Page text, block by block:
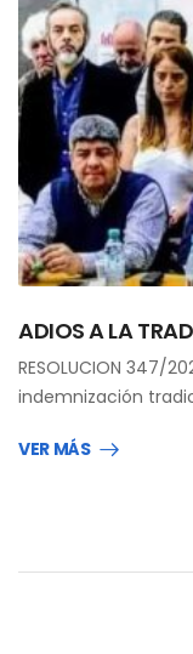
ADIOS A LA
RESOLUCION 347/
indemnización
VER MÁS